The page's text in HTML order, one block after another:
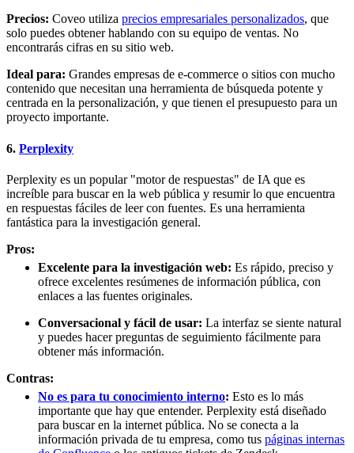
Precios: Coveo utiliza precios empresariales personalizados, que
solo puedes obtener hablando con su equipo de ventas. No
encontrarás cifras en su sitio web.
Ideal para: Grandes empresas de e-commerce o sitios con mucho
contenido que necesitan una herramienta de búsqueda potente y
centrada en la personalización, y que tienen el presupuesto para un
proyecto importante.
6. Perplexity
Perplexity es un popular "motor de respuestas" de IA que es
increíble para buscar en la web pública y resumir lo que encuentra
en respuestas fáciles de leer con fuentes. Es una herramienta
fantástica para la investigación general.
Pros:
Excelente para la investigación web: Es rápido, preciso y
ofrece excelentes resúmenes de información pública, con
enlaces a las fuentes originales.
Conversacional y fácil de usar: La interfaz se siente natural
y puedes hacer preguntas de seguimiento fácilmente para
obtener más información.
Contras:
No es para tu conocimiento interno: Esto es lo más
importante que hay que entender. Perplexity está diseñado
para buscar en la internet pública. No se conecta a la
información privada de tu empresa, como tus páginas internas